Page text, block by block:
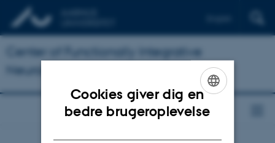
Center of Functionally Integrative
Neuroscience
ENGLISH
Cookies giver dig en
bedre brugeroplevelse